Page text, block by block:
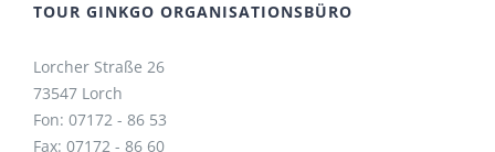
TOUR GINKGO ORGANISATIONSBÜRO
Lorcher Straße 26
73547 Lorch
Fon: 07172 - 86 53
Fax: 07172 - 86 60